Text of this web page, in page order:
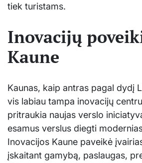
tiek turistams.
Inovacijų
Kaune
Kaunas, kaip antras pagal dydį
vis labiau tampa inovacijų
pritraukia naujas verslo
esamus verslus diegti
Inovacijos Kaune paveikė
įskaitant gamybą, paslaugas,